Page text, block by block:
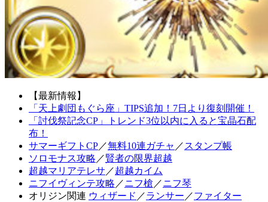
【最新情報】
「天上劇団もぐら座」TIPS追加！7日より復刻開催！
「討伐祭記念CP」トレンド3位以内に入ると宝晶石配
布！
サマーギフトCP／無料10連ガチャ ／ スタンプ帳
ソロモナス攻略 ／賢者の限界超越
超越マリアテレサ ／超越カイム
ニフイヴィンテ攻略 ／ニフ槍 ／ニフ琴
オリジン関連 ウィザード ／ランサー ／ファイター